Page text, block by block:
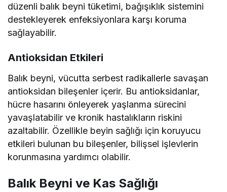
düzenli balık beyni tüketimi, bağışıklık sistemini
destekleyerek enfeksiyonlara karşı koruma
sağlayabilir.
Antioksidan Etkileri
Balık beyni, vücutta serbest radikallerle savaşan
antioksidan bileşenler içerir. Bu antioksidanlar,
hücre hasarını önleyerek yaşlanma sürecini
yavaşlatabilir ve kronik hastalıkların riskini
azaltabilir. Özellikle beyin sağlığı için koruyucu
etkileri bulunan bu bileşenler, bilişsel işlevlerin
korunmasına yardımcı olabilir.
Balık Beyni ve Kas Sağlığı